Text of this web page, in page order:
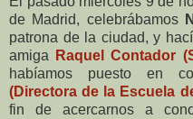
de Madrid, celebrábamos
patrona de la ciudad, y
amiga
Raquel Contador
habíamos puesto en
(Directora de la Escuela
fin de acercarnos a